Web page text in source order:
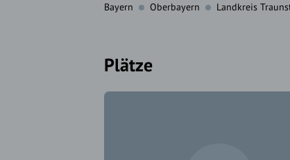
Bayern Oberbayern Landkreis
Plätze